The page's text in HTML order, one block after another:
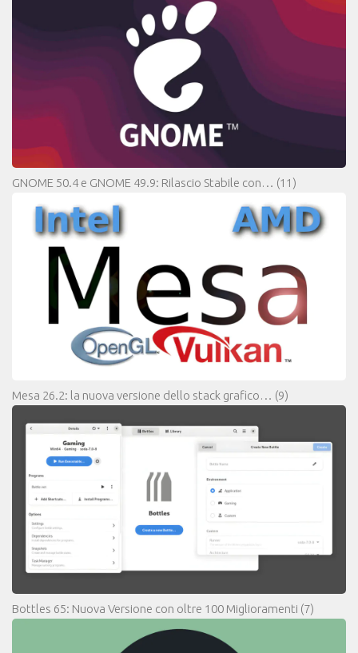
GNOME 50.4 e GNOME 49.9: Rilascio Stabile con… (11)
Mesa 26.2: la nuova versione dello stack grafico… (9)
Bottles 65: Nuova Versione con oltre 100 Miglioramenti (7)